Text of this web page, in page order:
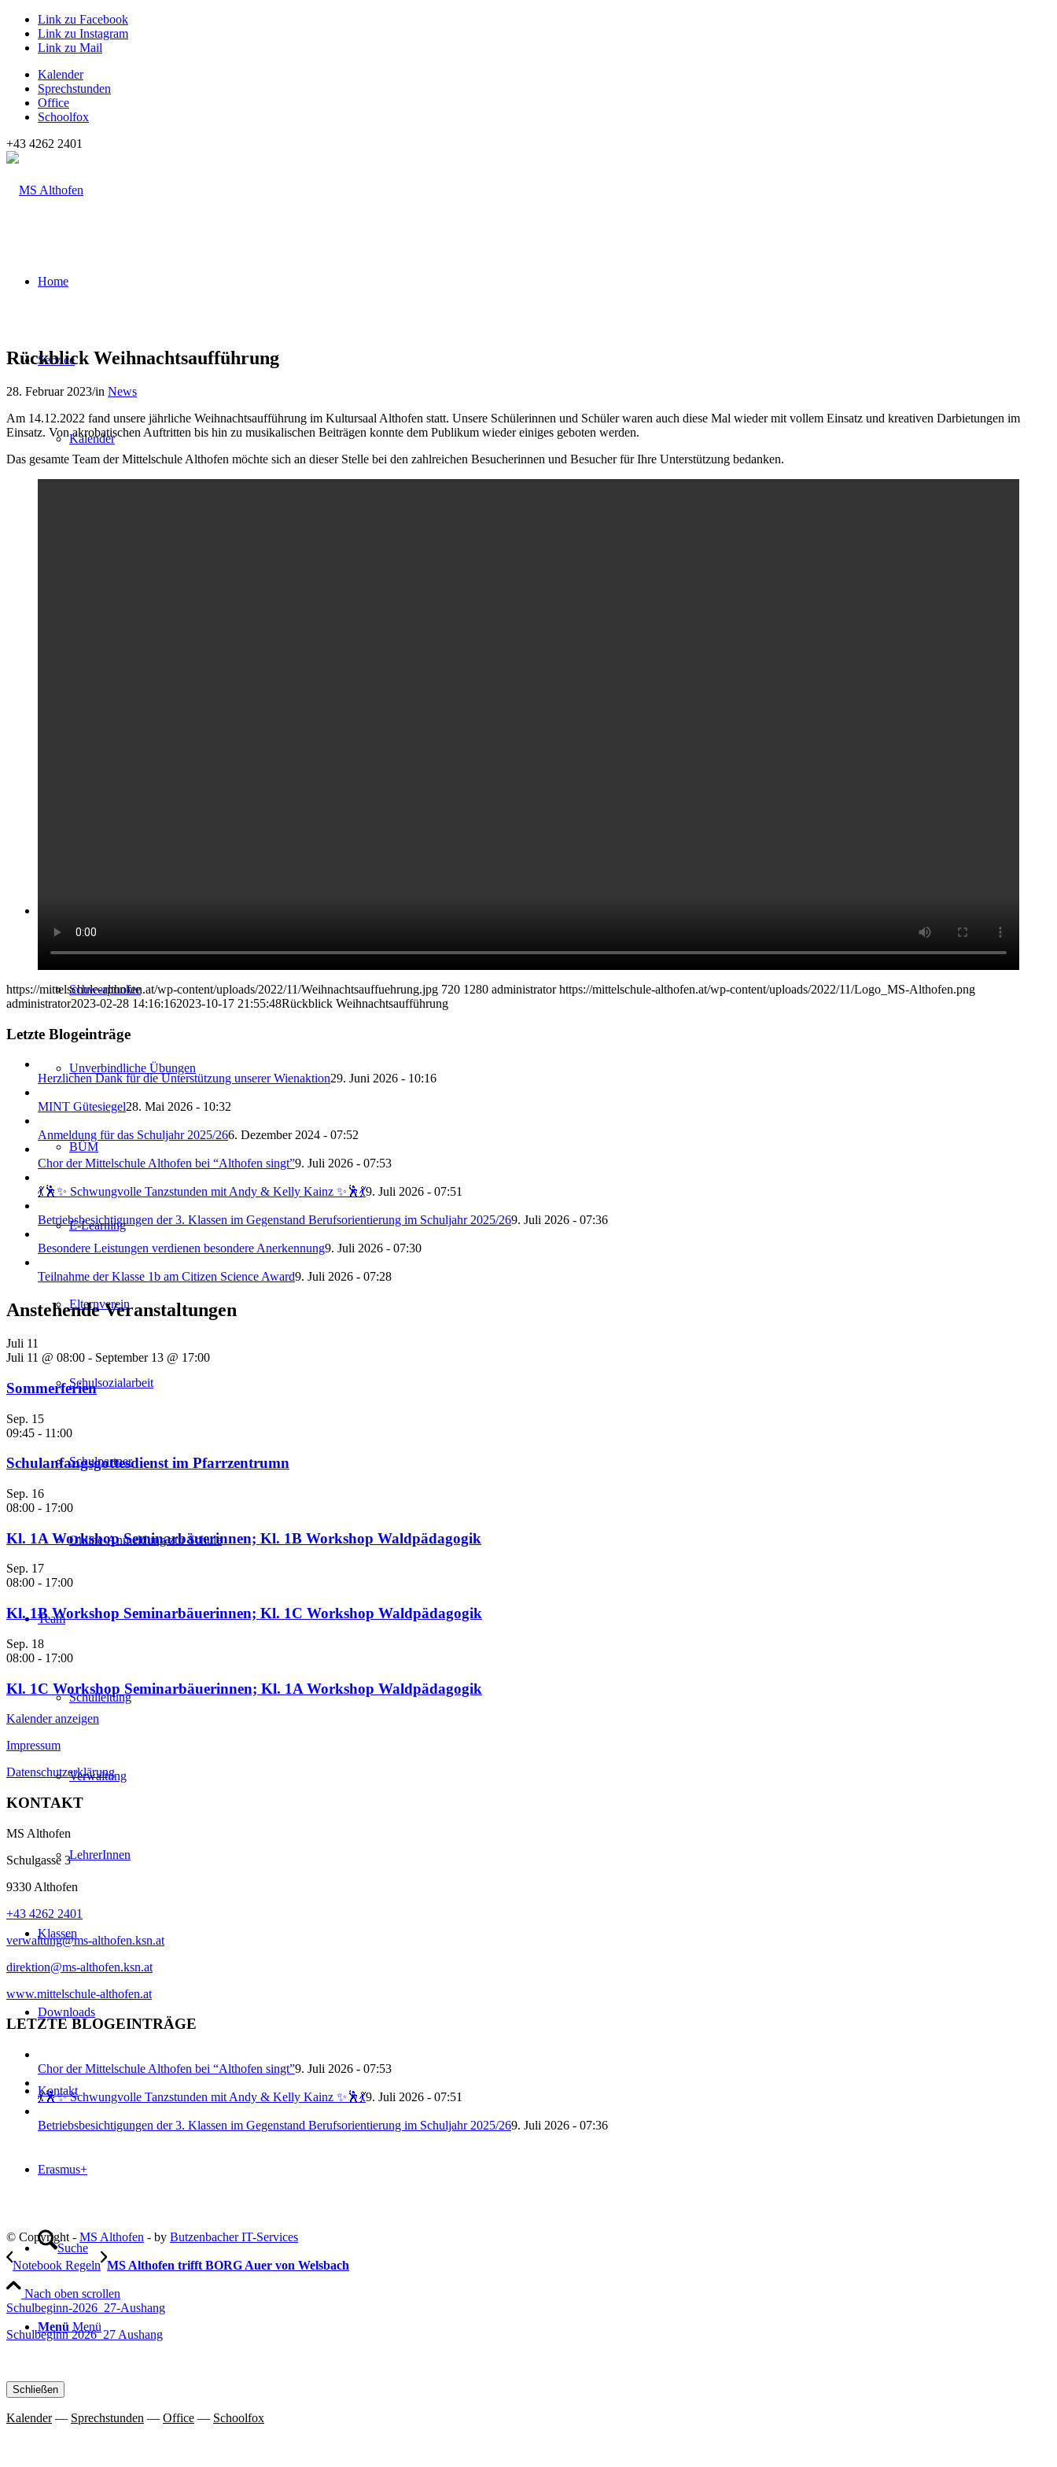
Link zu Facebook
Link zu Instagram
Link zu Mail
Kalender
Sprechstunden
Office
Schoolfox
+43 4262 2401
Home
Service
Kalender
Schwerpunkte
Unverbindliche Übungen
BÜM
E-Learning
Elternverein
Schulsozialarbeit
Schulpartner
Online-Anmeldung zur Schule
Team
Schulleitung
Verwaltung
LehrerInnen
Klassen
Downloads
Kontakt
Erasmus+
Suche
Menü Menü
Kalender— Sprechstunden — Office — Schoolfox
Rückblick Weihnachtsaufführung
28. Februar 2023/in News
Am 14.12.2022 fand unsere jährliche Weihnachtsaufführung im Kultursaal Althofen statt. Unsere Schülerinnen und Schüler waren auch diese Mal wieder mit vollem Einsatz und kreativen Darbietungen im
Einsatz. Von akrobatischen Auftritten bis hin zu musikalischen Beiträgen konnte dem Publikum wieder einiges geboten werden.
Das gesamte Team der Mittelschule Althofen möchte sich an dieser Stelle bei den zahlreichen Besucherinnen und Besucher für Ihre Unterstützung bedanken.
https://mittelschule-althofen.at/wp-content/uploads/2022/11/Weihnachtsauffuehrung.jpg 720 1280 administrator https://mittelschule-althofen.at/wp-content/uploads/2022/11/Logo_MS-Althofen.png
administrator2023-02-28 14:16:162023-10-17 21:55:48Rückblick Weihnachtsaufführung
Letzte Blogeinträge
Herzlichen Dank für die Unterstützung unserer Wienaktion29. Juni 2026 - 10:16
MINT Gütesiegel28. Mai 2026 - 10:32
Anmeldung für das Schuljahr 2025/266. Dezember 2024 - 07:52
Chor der Mittelschule Althofen bei “Althofen singt”9. Juli 2026 - 07:53
💃🕺✨ Schwungvolle Tanzstunden mit Andy & Kelly Kainz ✨🕺💃9. Juli 2026 - 07:51
Betriebsbesichtigungen der 3. Klassen im Gegenstand Berufsorientierung im Schuljahr 2025/269. Juli 2026 - 07:36
Besondere Leistungen verdienen besondere Anerkennung9. Juli 2026 - 07:30
Teilnahme der Klasse 1b am Citizen Science Award9. Juli 2026 - 07:28
Anstehende Veranstaltungen
Juli 11
Juli 11 @ 08:00 - September 13 @ 17:00
Sommerferien
Sep. 15
09:45 - 11:00
Schulanfangsgottesdienst im Pfarrzentrumn
Sep. 16
08:00 - 17:00
Kl. 1A Workshop Seminarbäuerinnen; Kl. 1B Workshop Waldpädagogik
Sep. 17
08:00 - 17:00
Kl. 1B Workshop Seminarbäuerinnen; Kl. 1C Workshop Waldpädagogik
Sep. 18
08:00 - 17:00
Kl. 1C Workshop Seminarbäuerinnen; Kl. 1A Workshop Waldpädagogik
Kalender anzeigen
Impressum
Datenschutzerklärung
KONTAKT
MS Althofen
Schulgasse 3
9330 Althofen
+43 4262 2401
verwaltung@ms-althofen.ksn.at
direktion@ms-althofen.ksn.at
www.mittelschule-althofen.at
LETZTE BLOGEINTRÄGE
Chor der Mittelschule Althofen bei “Althofen singt”9. Juli 2026 - 07:53
💃🕺✨ Schwungvolle Tanzstunden mit Andy & Kelly Kainz ✨🕺💃9. Juli 2026 - 07:51
Betriebsbesichtigungen der 3. Klassen im Gegenstand Berufsorientierung im Schuljahr 2025/269. Juli 2026 - 07:36
© Copyright - MS Althofen - by Butzenbacher IT-Services
Notebook Regeln MS Althofen trifft BORG Auer von Welsbach
Nach oben scrollen
Schulbeginn-2026_27-Aushang
Schulbeginn 2026_27 Aushang
Schließen